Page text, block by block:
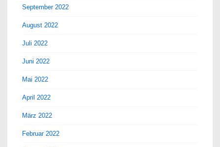
September 2022
August 2022
Juli 2022
Juni 2022
Mai 2022
April 2022
März 2022
Februar 2022